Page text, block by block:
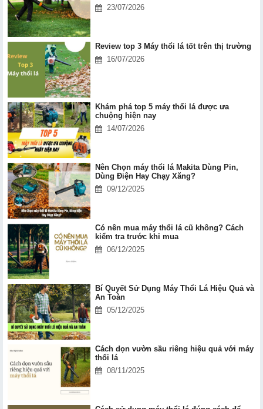
23/07/2026
Review top 3 Máy thổi lá tốt trên thị trường
16/07/2026
Khám phá top 5 máy thổi lá được ưa
chuộng hiện nay
14/07/2026
Nên Chọn máy thổi lá Makita Dùng Pin,
Dùng Điện Hay Chạy Xăng?
09/12/2025
Có nên mua máy thổi lá cũ không? Cách
kiểm tra trước khi mua
06/12/2025
Bí Quyết Sử Dụng Máy Thổi Lá Hiệu Quả và
An Toàn
05/12/2025
Cách dọn vườn sầu riêng hiệu quả với máy
thổi lá
08/11/2025